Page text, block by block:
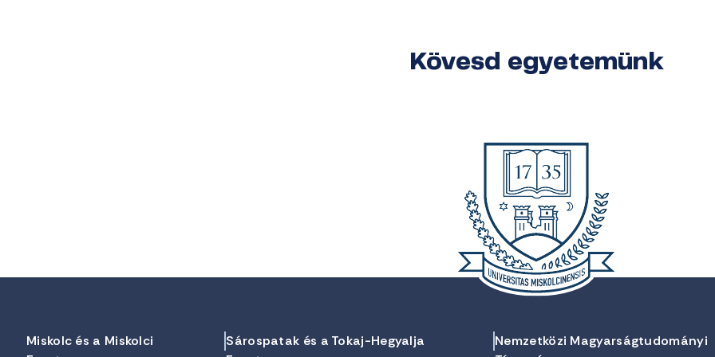
Kövesd egyetemünk
Miskolc és a Miskolci
Sárospatak és a Tokaj-Hegyalja
Nemzetközi Magyarságtudományi